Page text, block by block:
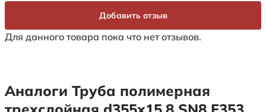
Для данного товара пока что нет отзывов.
Добавить отзыв
Аналоги Труба полимерная